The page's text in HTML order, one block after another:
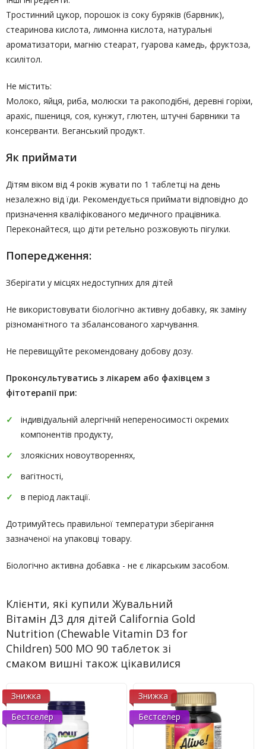
Тростинний цукор, порошок із соку буряків (барвник),
стеаринова кислота, лимонна кислота, натуральні
ароматизатори, магнію стеарат, гуарова камедь, фруктоза,
ксилітол.
Не містить:
Молоко, яйця, риба, молюски та ракоподібні, деревні горіхи,
арахіс, пшениця, соя, кунжут, глютен, штучні барвники та
консерванти. Веганський продукт.
Як приймати
Дітям віком від 4 років жувати по 1 таблетці на день
незалежно від їди. Рекомендується приймати відповідно до
призначення кваліфікованого медичного працівника.
Переконайтеся, що діти ретельно розжовують пігулки.
Попередження:
Зберігати у місцях недоступних для дітей
Не використовувати біологічно активну добавку, як заміну
різноманітного та збалансованого харчування.
Не перевищуйте рекомендовану добову дозу.
Проконсультуватись з лікарем або фахівцем з
фітотерапії при:
індивідуальній алергічній непереносимості окремих
компонентів продукту,
злоякісних новоутвореннях,
вагітності,
в період лактації.
Дотримуйтесь правильної температури зберігання
зазначеної на упаковці товару.
Біологічно активна добавка - не є лікарським засобом.
Клієнти, які купили Жувальний
Вітамін Д3 для дітей California Gold
Nutrition (Chewable Vitamin D3 for
Children) 500 МО 90 таблеток зі
смаком вишні також цікавилися
Знижка
Бестселер
Знижка
Бестселер